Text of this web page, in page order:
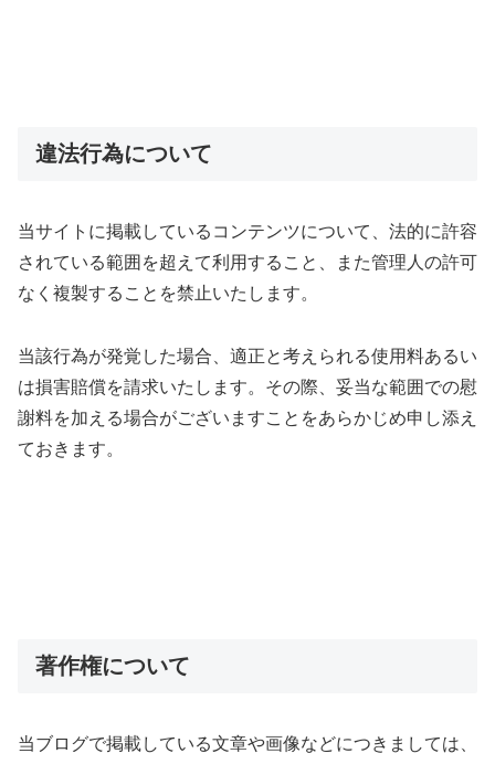
違法行為について
当サイトに掲載しているコンテンツについて、法的に許容
されている範囲を超えて利用すること、また管理人の許可
なく複製することを禁止いたします。
当該行為が発覚した場合、適正と考えられる使用料あるい
は損害賠償を請求いたします。その際、妥当な範囲での慰
謝料を加える場合がございますことをあらかじめ申し添え
ておきます。
著作権について
当ブログで掲載している文章や画像などにつきましては、